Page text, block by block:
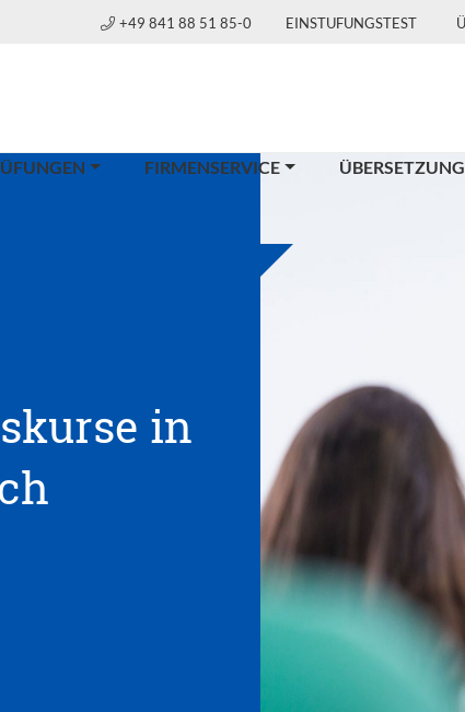
+49 841 88 51 85-0 EINSTUFUNGSTEST
FIRMENSERVICE
in